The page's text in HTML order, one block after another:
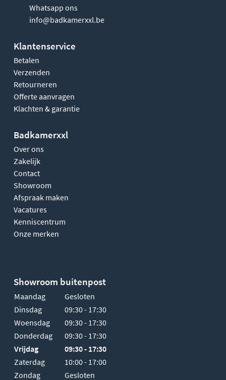
Whatsapp ons
info@badkamerxxl.be
Klantenservice
Betalen
Verzenden
Retourneren
Offerte aanvragen
Klachten & garantie
Badkamerxxl
Over ons
Zakelijk
Contact
Showroom
Afspraak maken
Vacatures
Kenniscentrum
Onze merken
Showroom buitenpost
Maandag
Gesloten
Dinsdag
09:30 - 17:30
Woensdag
09:30 - 17:30
Donderdag
09:30 - 17:30
Vrijdag
09:30 - 17:30
Zaterdag
10:00 - 17:00
Zondag
Gesloten